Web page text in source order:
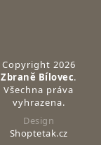
Copyright 2026
Zbraně Bílovec.
Všechna práva
vyhrazena.
Design
Shoptetak.cz